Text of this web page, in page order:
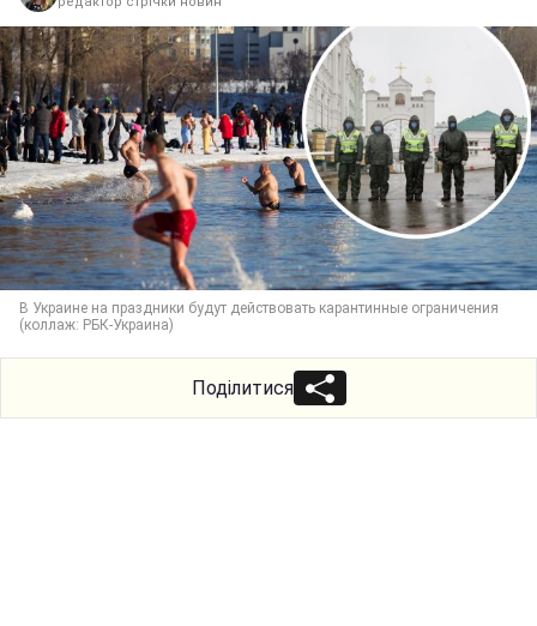
В Украине на праздники будут действовать карантинные ограничения
(коллаж: РБК-Украина)
Поділитися